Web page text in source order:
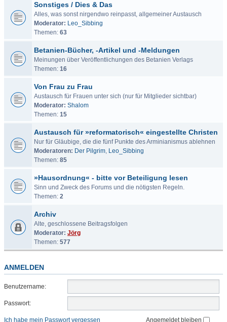
Sonstiges / Dies & Das
Alles, was sonst nirgendwo reinpasst, allgemeiner Austausch
Moderator: Leo_Sibbing
Themen: 63
Betanien-Bücher, -Artikel und -Meldungen
Meinungen über Veröffentlichungen des Betanien Verlags
Themen: 16
Von Frau zu Frau
Austausch für Frauen unter sich (nur für Mitglieder sichtbar)
Moderator: Shalom
Themen: 15
Austausch für »reformatorisch« eingestellte Christen
Nur für Gläubige, die die fünf Punkte des Arminianismus ablehnen
Moderatoren: Der Pilgrim, Leo_Sibbing
Themen: 85
»Hausordnung« - bitte vor Beteiligung lesen
Sinn und Zweck des Forums und die nötigsten Regeln.
Themen: 2
Archiv
Alte, geschlossene Beitragsfolgen
Moderator: Jörg
Themen: 577
ANMELDEN
Benutzername:
Passwort:
Ich habe mein Passwort vergessen Angemeldet bleiben